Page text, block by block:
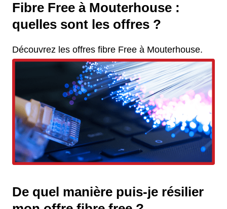
Fibre Free à Mouterhouse :
quelles sont les offres ?
Découvrez les offres fibre Free à Mouterhouse.
De quel manière puis-je résilier